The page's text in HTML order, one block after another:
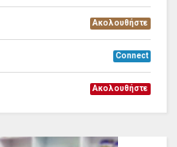
Ακολουθήστε
Connect
Ακολουθήστε